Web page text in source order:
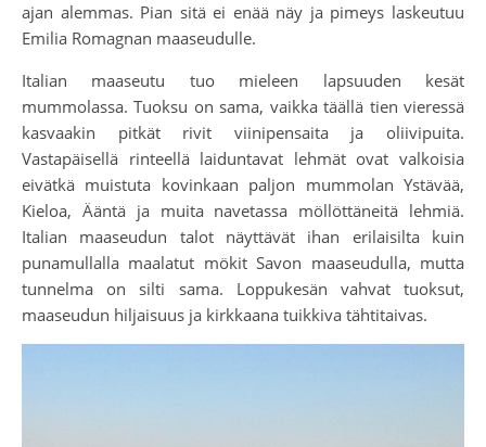
ajan alemmas. Pian sitä ei enää näy ja pimeys laskeutuu
Emilia Romagnan maaseudulle.
Italian maaseutu tuo mieleen lapsuuden kesät
mummolassa. Tuoksu on sama, vaikka täällä tien vieressä
kasvaakin pitkät rivit viinipensaita ja oliivipuita.
Vastapäisellä rinteellä laiduntavat lehmät ovat valkoisia
eivätkä muistuta kovinkaan paljon mummolan Ystävää,
Kieloa, Ääntä ja muita navetassa möllöttäneitä lehmiä.
Italian maaseudun talot näyttävät ihan erilaisilta kuin
punamullalla maalatut mökit Savon maaseudulla, mutta
tunnelma on silti sama. Loppukesän vahvat tuoksut,
maaseudun hiljaisuus ja kirkkaana tuikkiva tähtitaivas.